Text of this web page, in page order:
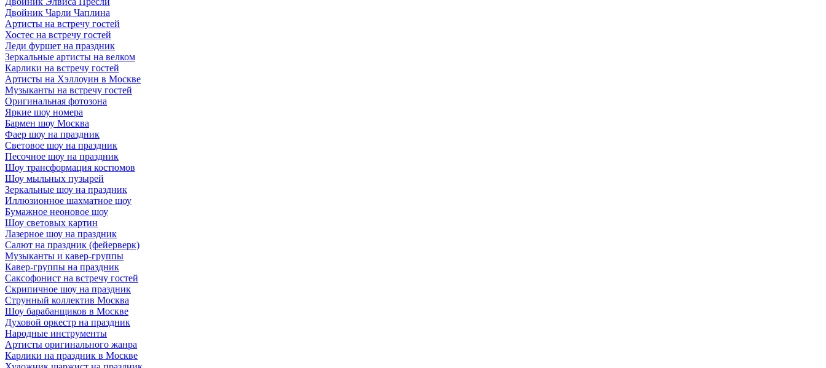
Двойник Чарли Чаплина
Артисты на встречу гостей
Хостес на встречу гостей
Леди фуршет на праздник
Зеркальные артисты на велком
Карлики на встречу гостей
Артисты на Хэллоуин в Москве
Музыканты на встречу гостей
Оригинальная фотозона
Яркие шоу номера
Бармен шоу Москва
Фаер шоу на праздник
Световое шоу на праздник
Песочное шоу на праздник
Шоу трансформация костюмов
Шоу мыльных пузырей
Зеркальные шоу на праздник
Иллюзионное шахматное шоу
Бумажное неоновое шоу
Шоу световых картин
Лазерное шоу на праздник
Салют на праздник (фейерверк)
Музыканты и кавер-группы
Кавер-группы на праздник
Саксофонист на встречу гостей
Скрипичное шоу на праздник
Струнный коллектив Москва
Шоу барабанщиков в Москве
Духовой оркестр на праздник
Народные инструменты
Артисты оригинального жанра
Карлики на праздник в Москве